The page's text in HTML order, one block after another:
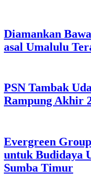
Diamankan
asal Umalulu
PSN Tambak
Rampung Akhir
Evergreen
untuk Budidaya
Sumba Timur